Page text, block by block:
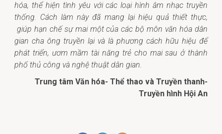
hóa, thể hiện tình yêu với các loại hình âm nhạc truyền
thống. Cách làm này đã mang lại hiệu quả thiết thực,
giúp hạn chế sự mai một của các bộ môn văn hóa dân
gian cha ông truyền lại và là phương cách hữu hiệu để
phát triển, ươm mầm tài năng trẻ cho mai sau ở thành
phố thủ công và nghệ thuật dân gian.
Trung tâm Văn hóa- Thể thao và Truyền thanh-
Truyền hình Hội An